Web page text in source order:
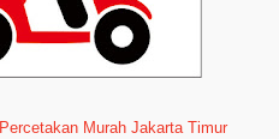
Percetakan Murah Jakarta Timur